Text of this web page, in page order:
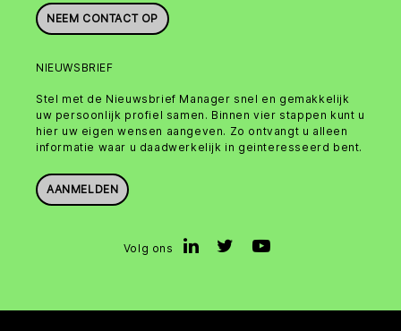
NEEM CONTACT OP
NIEUWSBRIEF
Stel met de Nieuwsbrief Manager snel en gemakkelijk
uw persoonlijk profiel samen. Binnen vier stappen kunt u
hier uw eigen wensen aangeven. Zo ontvangt u alleen
informatie waar u daadwerkelijk in geinteresseerd bent.
AANMELDEN
Volg ons